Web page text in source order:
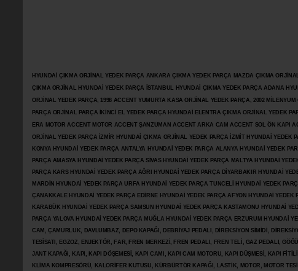
HYUNDAİ ÇIKMA ORJİNAL YEDEK PARÇA ANKARA ÇIKMA YEDEK PARÇA MAZDA ÇIKMA
ÇIKMA ORJİNAL HYUNDAİ YEDEK PARÇA İSTANBUL HYUNDAİ ÇIKMA YEDEK PARÇA ADANA
ORJİNAL YEDEK PARÇA, 1998 ACCENT YUMURTA KASA ORJİNAL YEDEK PARÇA, 2002
PARÇA ORJİNAL PARÇA İKİNCİ EL YEDEK PARÇA HYUNDAİ ELENTRA ÇIKMA ORJİNAL YEDEK
ERA MOTOR ACCENT MOTOR ACCENT ŞANZUMAN ACCENT ARKA CAM ACCENT SOL ÖN KAPI
ORJİNAL YEDEK PARÇA İZMİR HYUNDAİ ÇIKMA ORJİNAL YEDEK PARÇA İZMİT HYUNDAİ YEDEK
KONYA HYUNDAİ YEDEK PARÇA ANTALYA HYUNDAİ YEDEK PARÇA ALANYA HYUNDAİ YEDEK
PARÇA AMASYA HYUNDAİ YEDEK PARÇA SİVAS HYUNDAİ YEDEK PARÇA MALTYA HYUNDAİ
PARÇA KARS HYUNDAİ YEDEK PARÇA AĞRI HYUNDAİ YEDEK PARÇA DİYARBAKIR HYUNDAİ
MARDİN HYUNDAİ YEDEK PARÇA URFA HYUNDAİ YEDEK PARÇA TUNCELİ HYUNDAİ YEDEK
ÇANAKKALE HYUNDAİ YEDEK PARÇA EDİRNE HYUNDAİ YEDEK PARÇA AFYON HYUNDAİ
KARABÜK HYUNDAİ YEDEK PARÇA SAMSUN HYUNDAİ YEDEK PARÇA KASTAMONU HYUNDAİ
PARÇA YALOVA HYUNDAİ YEDEK PARÇA MUĞLA HYUNDAİ YEDEK PARÇA ERZURUM
CAM, ÇAMURLUK, DAVLUMBAZ, DEPO KAPAĞI, DEBRİYAJ PEDALI, DİREKSİYON SİMİDİ,
TESİSATI, EGZOZ, ENJEKTÖR, FAR, FREN MERKEZİ, FREN PEDALI, FREN TELİ, GAZ PEDALI,
JANT KAPAĞI, KAPI, KAPI DÖŞEMESİ, KAPI CAMI, KAPI CAM MOTORU, KAPI DÜŞMESİ, KAPI
KLİMA KOMPRESÖRÜ, KALORİFER KUTUSU, KÜRBÜRTÖR KAPAĞI, LASTİK, MOTOR, MOTOR